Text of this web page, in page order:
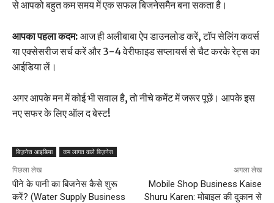
से आपको बहुत कम समय में एक सफल बिजनेसमैन बना सकता है।
आपका पहला कदम: आज ही अलीबाबा ऐप डाउनलोड करें, टॉप सेलिंग कवर्स
या एक्सेसरीज सर्च करें और 3-4 वेरीफाइड सप्लायर्स से चैट करके रेट्स का
आईडिया लें।
अगर आपके मन में कोई भी सवाल है, तो नीचे कमेंट में जरूर पूछें। आपके इस
नए सफर के लिए ऑल द बेस्ट!
बिज़नेस आइडिया कम लागत वाले बिज़नेस
पिछला लेख
पीने के पानी का बिजनेस कैसे शुरू
करें? (Water Supply Business
अगला लेख
Mobile Shop Business Kaise
Shuru Karen: मोबाइल की दुकान से